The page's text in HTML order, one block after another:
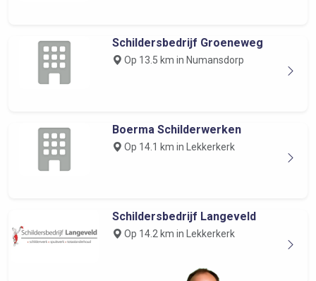
Schildersbedrijf Groeneweg
Op 13.5 km in Numansdorp
Boerma Schilderwerken
Op 14.1 km in Lekkerkerk
Schildersbedrijf Langeveld
Op 14.2 km in Lekkerkerk